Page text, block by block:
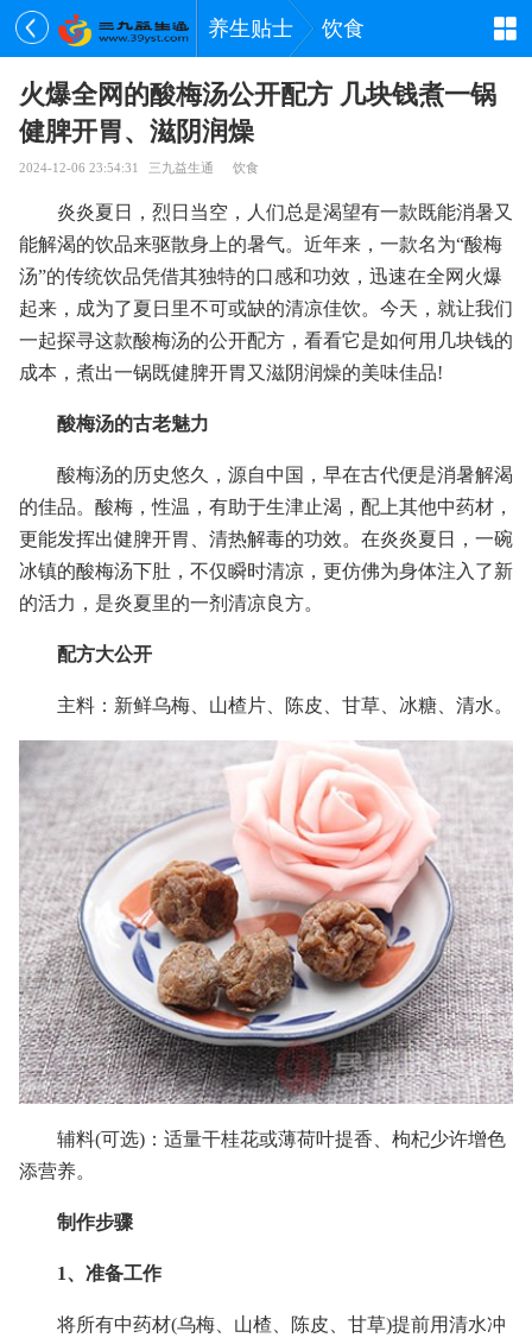
养生贴士 饮食
火爆全网的酸梅汤公开配方 几块钱煮一锅
健脾开胃、滋阴润燥
2024-12-06 23:54:31 三九益生通 饮食
炎炎夏日，烈日当空，人们总是渴望有一款既能消暑又
能解渴的饮品来驱散身上的暑气。近年来，一款名为“酸梅
汤”的传统饮品凭借其独特的口感和功效，迅速在全网火爆
起来，成为了夏日里不可或缺的清凉佳饮。今天，就让我们
一起探寻这款酸梅汤的公开配方，看看它是如何用几块钱的
成本，煮出一锅既健脾开胃又滋阴润燥的美味佳品!
酸梅汤的古老魅力
酸梅汤的历史悠久，源自中国，早在古代便是消暑解渴
的佳品。酸梅，性温，有助于生津止渴，配上其他中药材，
更能发挥出健脾开胃、清热解毒的功效。在炎炎夏日，一碗
冰镇的酸梅汤下肚，不仅瞬时清凉，更仿佛为身体注入了新
的活力，是炎夏里的一剂清凉良方。
配方大公开
主料：新鲜乌梅、山楂片、陈皮、甘草、冰糖、清水。
辅料(可选)：适量干桂花或薄荷叶提香、枸杞少许增色
添营养。
制作步骤
1、准备工作
将所有中药材(乌梅、山楂、陈皮、甘草)提前用清水冲